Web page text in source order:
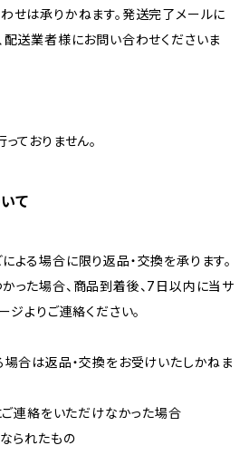
せは承りかねます。発送完了メールに
配送業者様にお問い合わせくださいま
ておりません。
て
る場合に限り返品・交換を承ります。
った場合、商品到着後、7日以内に当サ
ジよりご連絡ください。
場合は返品・交換をお受けいたしかねま
連絡をいただけなかった場合
られたもの